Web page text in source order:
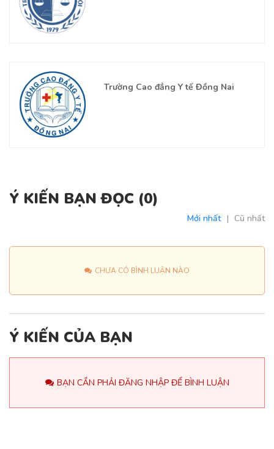
Trường Cao đẳng Y tế Đồng Nai
Ý KIẾN BẠN ĐỌC (0)
Mới nhất | Cũ nhất
CHƯA CÓ BÌNH LUẬN NÀO
Ý KIẾN CỦA BẠN
BẠN CẦN PHẢI ĐĂNG NHẬP ĐỂ BÌNH LUẬN